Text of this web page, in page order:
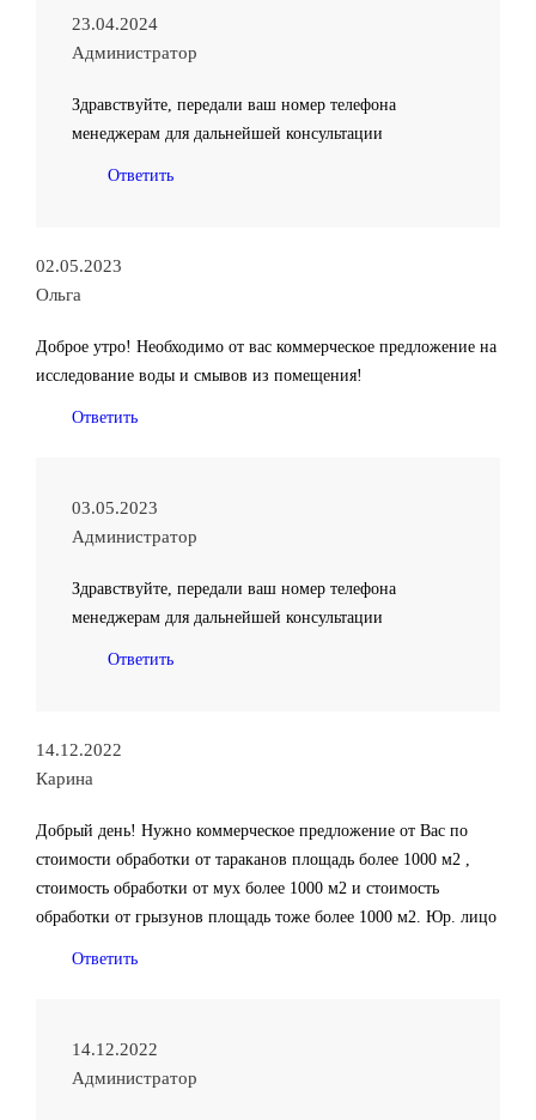
23.04.2024
Администратор
Здравствуйте, передали ваш номер телефона
менеджерам для дальнейшей консультации
Ответить
02.05.2023
Ольга
Доброе утро! Необходимо от вас коммерческое предложение на
исследование воды и смывов из помещения!
Ответить
03.05.2023
Администратор
Здравствуйте, передали ваш номер телефона
менеджерам для дальнейшей консультации
Ответить
14.12.2022
Карина
Добрый день! Нужно коммерческое предложение от Вас по
стоимости обработки от тараканов площадь более 1000 м2 ,
стоимость обработки от мух более 1000 м2 и стоимость
обработки от грызунов площадь тоже более 1000 м2. Юр. лицо
Ответить
14.12.2022
Администратор